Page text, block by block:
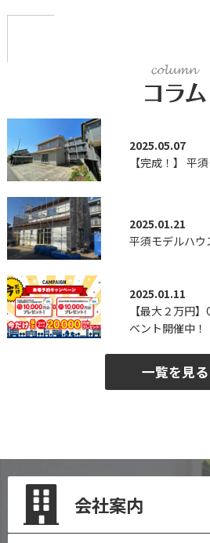
2025.05.07
【完成！】 平
2025.01.21
平須モデルハ
2025.01.11
【最大２万円
ベント開催中！
一覧を見る
会社案内